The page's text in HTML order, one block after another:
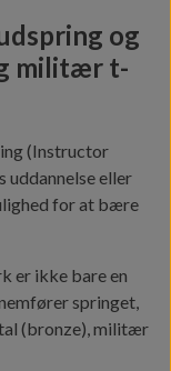
og
militær t-
(Instructor
uddannelse eller
for at bære
er ikke bare en
springet,
(bronze), militær